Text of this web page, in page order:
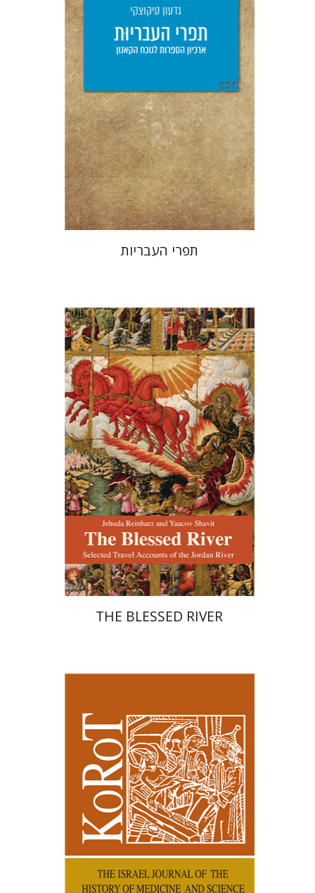
הנחת אתר ספר מודפס
$28
$25
תפרי העבריות
יהודה ריינהרץ יעקב שביט
הנחת אתר ספר מודפס
$30
$27
THE BLESSED RIVER
קנת קולינס